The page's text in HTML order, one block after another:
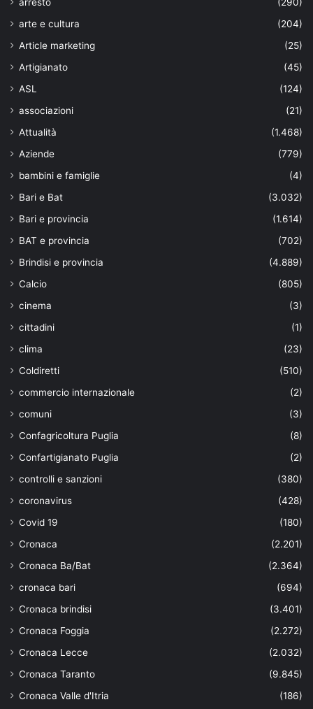
arte e cultura
(204)
Article marketing
(25)
Artigianato
(45)
ASL
(124)
associazioni
(21)
Attualità
(1.468)
Aziende
(779)
bambini e famiglie
(4)
Bari e Bat
(3.032)
Bari e provincia
(1.614)
BAT e provincia
(702)
Brindisi e provincia
(4.889)
Calcio
(805)
cinema
(3)
cittadini
(1)
clima
(23)
Coldiretti
(510)
commercio internazionale
(2)
comuni
(3)
Confagricoltura Puglia
(8)
Confartigianato Puglia
(2)
controlli e sanzioni
(380)
coronavirus
(428)
Covid 19
(180)
Cronaca
(2.201)
Cronaca Ba/Bat
(2.364)
cronaca bari
(694)
Cronaca brindisi
(3.401)
Cronaca Foggia
(2.272)
Cronaca Lecce
(2.032)
Cronaca Taranto
(9.845)
Cronaca Valle d'Itria
(186)